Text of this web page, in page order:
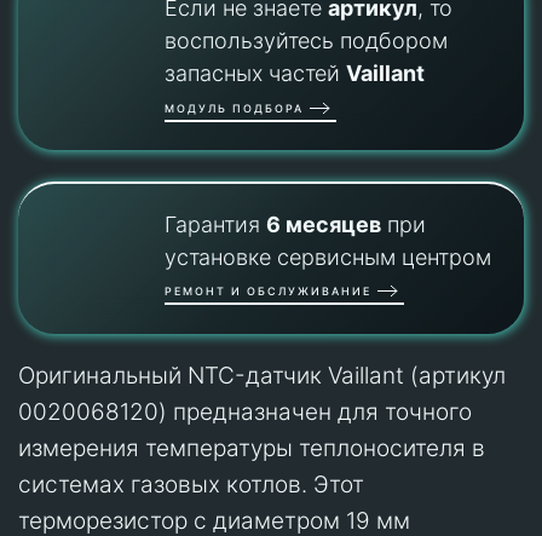
Если не знаете артикул, то
воспользуйтесь подбором
запасных частей Vaillant
МОДУЛЬ ПОДБОРА
Гарантия 6 месяцевпри
установке сервисным центром
РЕМОНТ И ОБСЛУЖИВАНИЕ
Оригинальный NTC-датчик Vaillant (артикул
0020068120) предназначен для точного
измерения температуры теплоносителя в
системах газовых котлов. Этот
терморезистор с диаметром 19 мм